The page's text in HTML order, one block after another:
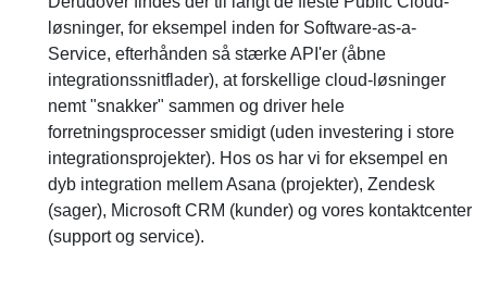
Service, efterhånden så stærke API'er (åbne
integrationssnitflader), at forskellige cloud-løsninger
nemt "snakker" sammen og driver hele
forretningsprocesser smidigt (uden investering i store
integrationsprojekter). Hos os har vi for eksempel en
dyb integration mellem Asana (projekter), Zendesk
(sager), Microsoft CRM (kunder) og vores kontaktcenter
(support og service).